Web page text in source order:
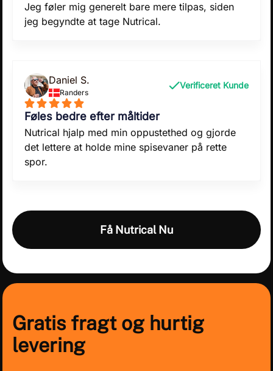
Jeg føler mig generelt bare mere tilpas, siden
jeg begyndte at tage Nutrical.
Daniel S.
Randers
Verificeret Kunde
Føles bedre efter måltider
Nutrical hjalp med min oppustethed og gjorde
det lettere at holde mine spisevaner på rette
spor.
Få Nutrical Nu
Gratis fragt og hurtig
levering